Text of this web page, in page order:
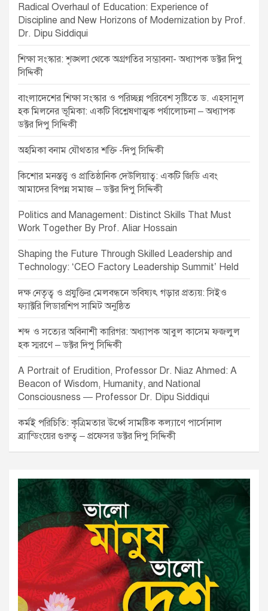
Radical Overhaul of Education: Experience of
Discipline and New Horizons of Modernization by Prof.
Dr. Dipu Siddiqui
শিক্ষা সংস্কার: শৃঙ্খলা থেকে অগ্রগতির সম্ভাবনা- অধ্যাপক ডক্টর দিপু
সিদ্দিকী
বাংলাদেশের শিক্ষা সংস্কার ও পরিচ্ছন্ন পরিবেশ সৃষ্টিতে ড. এহসানুল
হক মিলনের ভূমিকা: একটি বিশ্লেষণাত্মক পর্যালোচনা – অধ্যাপক
ডক্টর দিপু সিদ্দিকী
অহমিকা বনাম যৌথতার শক্তি -দিপু সিদ্দিকী
কিশোর মনস্তত্ত্ব ও প্রাতিষ্ঠানিক দেউলিয়াত্ব: একটি জিডি এবং
আমাদের বিপন্ন সমাজ – ডক্টর দিপু সিদ্দিকী
Politics and Management: Distinct Skills That Must
Work Together By Prof. Aliar Hossain
Shaping the Future Through Skilled Leadership and
Technology: ‘CEO Factory Leadership Summit’ Held
দক্ষ নেতৃত্ব ও প্রযুক্তির মেলবন্ধনে ভবিষ্যৎ গড়ার প্রত্যয়: সিইও
ফ্যাক্টরি লিডারশিপ সামিট অনুষ্ঠিত
শব্দ ও সত্যের অবিনাশী কারিগর: অধ্যাপক আবুল কাসেম ফজলুল
হক স্মরণে – ডক্টর দিপু সিদ্দিকী
A Portrait of Erudition, Professor Dr. Niaz Ahmed: A
Beacon of Wisdom, Humanity, and National
Consciousness — Professor Dr. Dipu Siddiqui
কর্মই পরিচিতি: কৃত্রিমতার ঊর্ধ্বে সামষ্টিক কল্যাণে পার্সোনাল
ব্র্যান্ডিংয়ের গুরুত্ব – প্রফেসর ডক্টর দিপু সিদ্দিকী